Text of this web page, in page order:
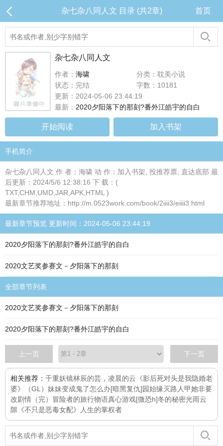
杂七杂八同人文 目录 (共2章) 首页
杂七杂八同人文
作者： 海啸
分类：耽美小说
状态：完结
字数：10181
更新：2024-05-06 23:44:19
最新： 2020夕阳落下的那刻?番外江皓宇的自白
开始阅读 加入书架
手机简介
杂七杂八同人文 作 者：海啸 动 作：加入书架, 投推荐票, 直达底部 最
后更新：2024/5/6 12:38:16 下 载：(
TXT,CHM,UMD,JAR,APK,HTML )
最新章节推荐地址：http://m.0523work.com/book/2iiii3/eiiii3.html
最新章节预览 更新时间：2024-05-06 23:44:19
2020夕阳落下的那刻?番外江皓宇的自白
2020文艺奖参赛文－夕阳落下的那刻
全部章节列表
2020文艺奖参赛文－夕阳落下的那刻
2020夕阳落下的那刻?番外江皓宇的自白
上一页 下一页
相关推荐： 千重妖镜林辰的芸，凌晨的云 《影后死对头是我隐婚老
婆》（GL） 妹妹变成鬼了怎么办[暗黑复仇]园始缘灭路人甲她非要
改剧情（完） 冒险者的旅行物语真心游戏[微恐h]冬的秘密光雨云
隙 《不只是恶毒女配》 人生的掌权者